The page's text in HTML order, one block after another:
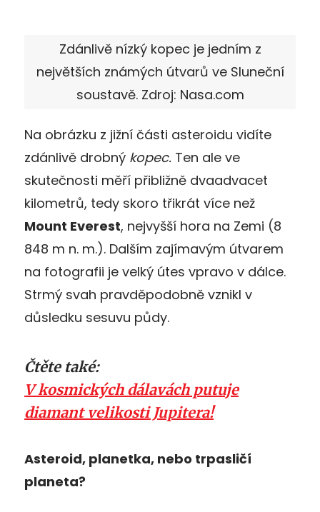
Zdánlivě nízký kopec je jedním z
největších známých útvarů ve Sluneční
soustavě. Zdroj: Nasa.com
Na obrázku z jižní části asteroidu vidíte
zdánlivě drobný kopec. Ten ale ve
skutečnosti měří přibližně dvaadvacet
kilometrů, tedy skoro třikrát více než
Mount Everest, nejvyšší hora na Zemi (8
848 m n. m.). Dalším zajímavým útvarem
na fotografii je velký útes vpravo v dálce.
Strmý svah pravděpodobně vznikl v
důsledku sesuvu půdy.
Čtěte také:
V kosmických dálavách putuje
diamant velikosti Jupitera!
Asteroid, planetka, nebo trpasličí
planeta?